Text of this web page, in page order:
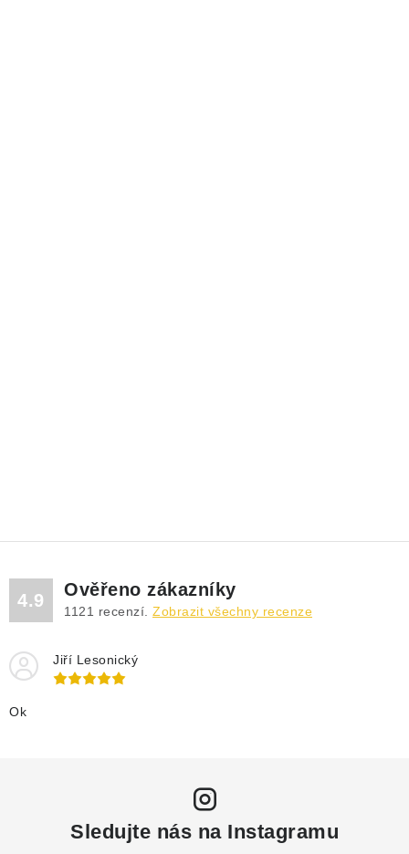
4.9
Ověřeno zákazníky
1121 recenzí. Zobrazit všechny recenze
Jiří Lesonický
Ok
Sledujte nás na Instagramu